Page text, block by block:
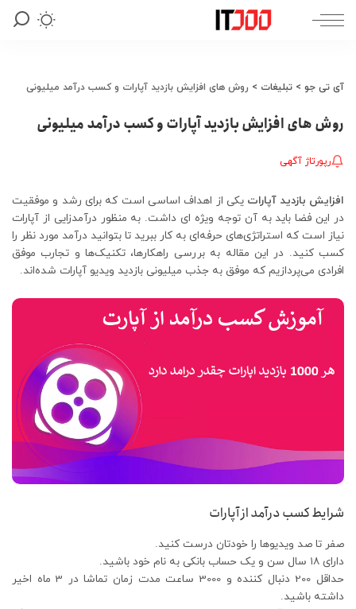
آی تی جو > تبلیغات > روش های افزایش بازدید آپارات و کسب درآمد میلیونی
روش های افزایش بازدید آپارات و کسب درآمد میلیونی
رپورتاژ آگهی
افزایش بازدید آپارات یکی از اهداف اساسی است که برای رشد و موفقیت
در این فضا باید به آن توجه ویژه ‌ای داشت. به منظور درآمدزایی از آپارات
نیاز است که استراتژی‌های حرفه‌ای به کار ببرید تا بتوانید درآمد مورد نظر را
کسب کنید. در این مقاله به بررسی راهکارها، تکنیک‌ها و تجارب موفق
افرادی می‌پردازیم که موفق به جذب میلیونی بازدید ویدیو آپارات شده‌اند.
شرایط کسب درآمد از آپارات
صفر تا صد ویدیوها را خودتان درست کنید.
دارای ۱۸ سال سن و یک حساب بانکی به نام خود باشید.
حداقل 200 دنبال کننده و 3000 ساعت مدت زمان تماشا در 3 ماه اخیر
داشته باشید.